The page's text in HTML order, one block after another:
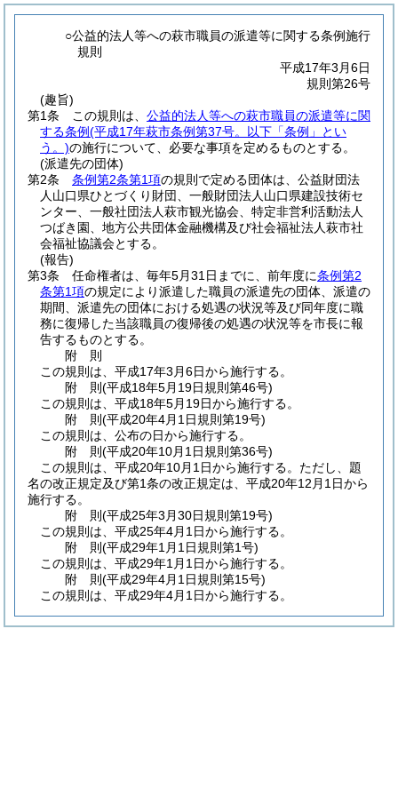
○公益的法人等への萩市職員の派遣等に関する条例施行
規則
平成17年3月6日
規則第26号
(趣旨)
第1条
この規則は、 公益的法人等への萩市職員の派遣等に関
する条例(平成17年萩市条例第37号。以下「条例」とい
う。)の施行について、必要な事項を定めるものとする。
(派遣先の団体)
第2条
条例第2条第1項の規則で定める団体は、公益財団法
人山口県ひとづくり財団、一般財団法人山口県建設技術セ
ンター、一般社団法人萩市観光協会、特定非営利活動法人
つばき園、地方公共団体金融機構及び社会福祉法人萩市社
会福祉協議会とする。
(報告)
第3条
任命権者は、毎年5月31日までに、前年度に条例第2
条第1項の規定により派遣した職員の派遣先の団体、派遣の
期間、派遣先の団体における処遇の状況等及び同年度に職
務に復帰した当該職員の復帰後の処遇の状況等を市長に報
告するものとする。
附 則
この規則は、平成17年3月6日から施行する。
附 則(平成18年5月19日規則第46号)
この規則は、平成18年5月19日から施行する。
附 則(平成20年4月1日規則第19号)
この規則は、公布の日から施行する。
附 則(平成20年10月1日規則第36号)
この規則は、平成20年10月1日から施行する。 ただし、題
名の改正規定及び第1条の改正規定は、平成20年12月1日から
施行する。
附 則(平成25年3月30日規則第19号)
この規則は、平成25年4月1日から施行する。
附 則(平成29年1月1日規則第1号)
この規則は、平成29年1月1日から施行する。
附 則(平成29年4月1日規則第15号)
この規則は、平成29年4月1日から施行する。